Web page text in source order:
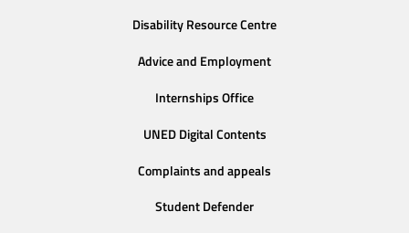
Disability Resource Centre
Advice and Employment
Internships Office
UNED Digital Contents
Complaints and appeals
Student Defender